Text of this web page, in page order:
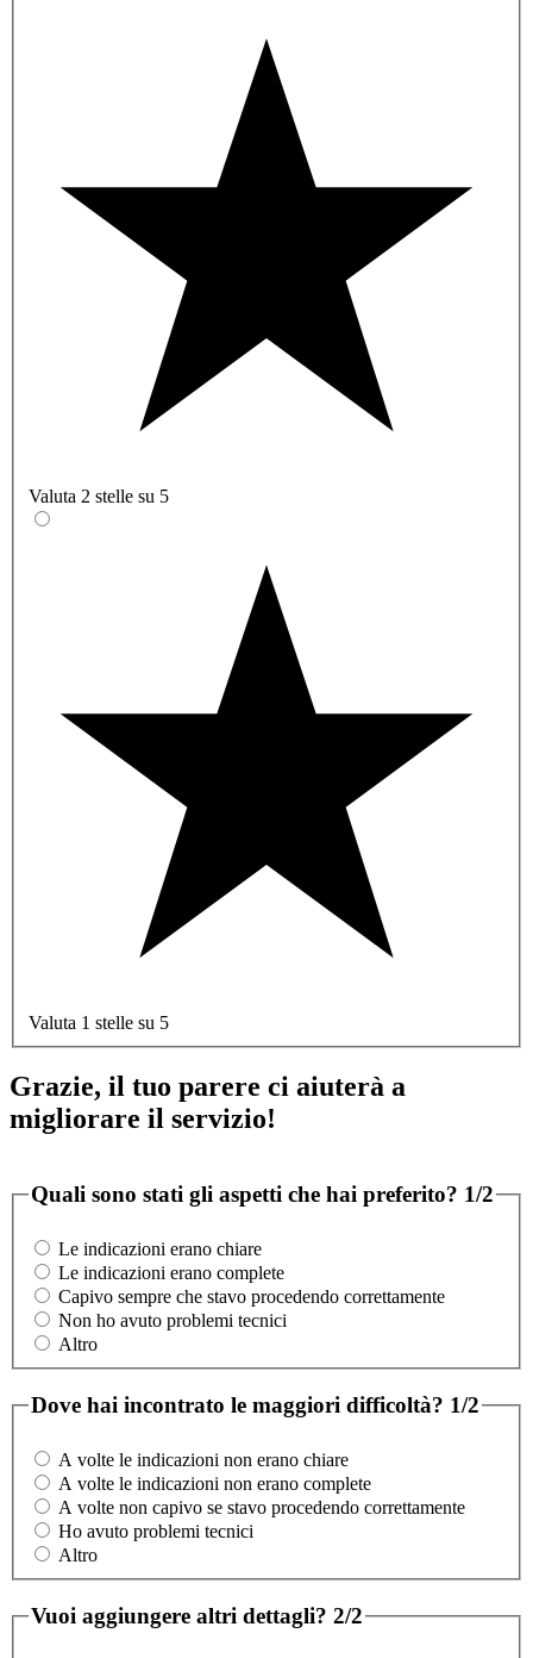
Valuta 2 stelle su 5
Valuta 1 stelle su 5
Grazie, il tuo parere ci aiuterà a
migliorare il servizio!
Quali sono stati gli aspetti che hai preferito? 1/2
Le indicazioni erano chiare
Le indicazioni erano complete
Capivo sempre che stavo procedendo correttamente
Non ho avuto problemi tecnici
Altro
Dove hai incontrato le maggiori difficoltà? 1/2
A volte le indicazioni non erano chiare
A volte le indicazioni non erano complete
A volte non capivo se stavo procedendo correttamente
Ho avuto problemi tecnici
Altro
Vuoi aggiungere altri dettagli? 2/2